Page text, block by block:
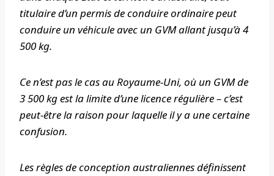
titulaire d’un permis de conduire ordinaire peut
conduire un véhicule avec un GVM allant jusqu’à 4
500 kg.
Ce n’est pas le cas au Royaume-Uni, où un GVM de
3 500 kg est la limite d’une licence régulière – c’est
peut-être la raison pour laquelle il y a une certaine
confusion.
Les règles de conception australiennes définissent